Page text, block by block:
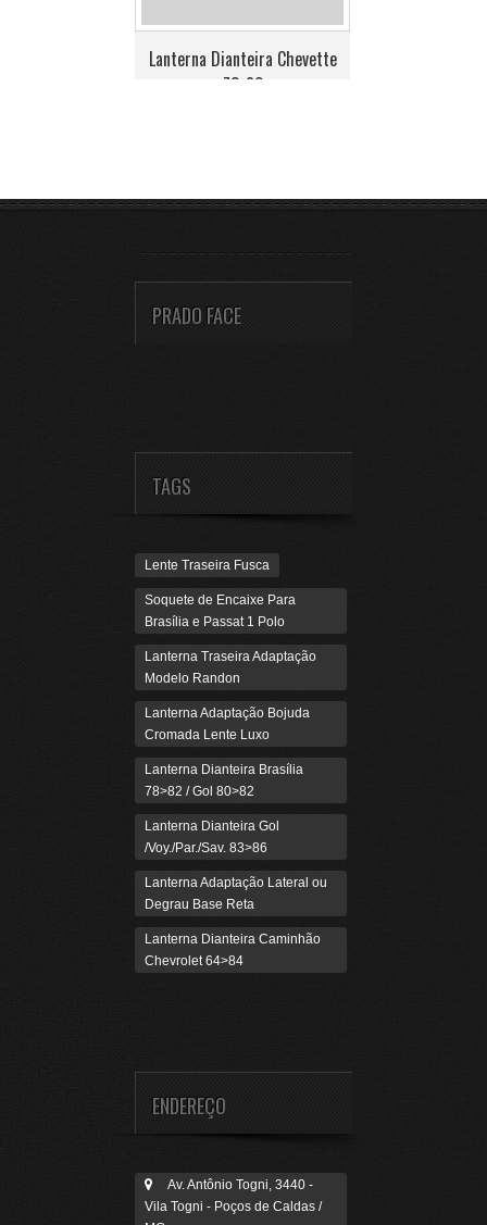
Lanterna Dianteira Chevette
73>82
PRADO FACE
TAGS
Lente Traseira Fusca
Soquete de Encaixe Para
Brasília e Passat 1 Polo
Lanterna Traseira Adaptação
Modelo Randon
Lanterna Adaptação Bojuda
Cromada Lente Luxo
Lanterna Dianteira Brasília
78>82 / Gol 80>82
Lanterna Dianteira Gol
/Voy./Par./Sav. 83>86
Lanterna Adaptação Lateral ou
Degrau Base Reta
Lanterna Dianteira Caminhão
Chevrolet 64>84
ENDEREÇO
Av. Antônio Togni, 3440 -
Vila Togni - Poços de Caldas /